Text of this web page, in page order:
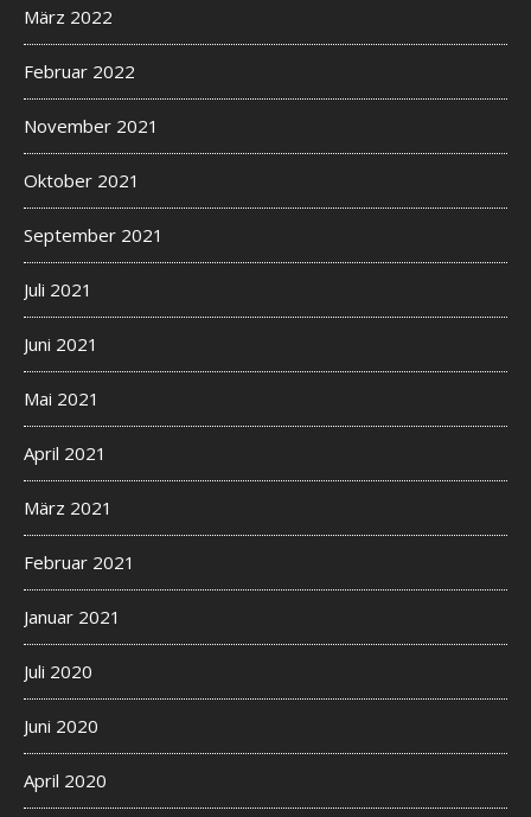
März 2022
Februar 2022
November 2021
Oktober 2021
September 2021
Juli 2021
Juni 2021
Mai 2021
April 2021
März 2021
Februar 2021
Januar 2021
Juli 2020
Juni 2020
April 2020